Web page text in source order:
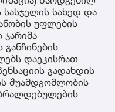
სახედ და
უფლების
დაეკისრათ
გადახდის
შუამდგომლობის